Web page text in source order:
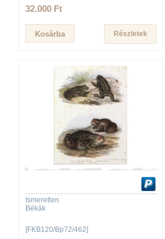
32.000 Ft
Részletek
Ismeretlen
Békák
[FKB120/Bp72/462]